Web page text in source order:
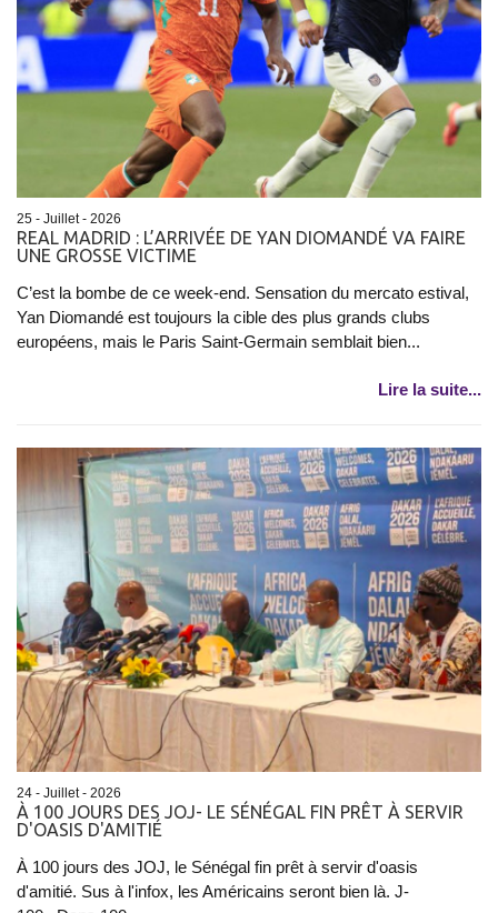
25 - Juillet - 2026
REAL MADRID : L’ARRIVÉE DE YAN DIOMANDÉ VA FAIRE
UNE GROSSE VICTIME
C’est la bombe de ce week-end. Sensation du mercato estival,
Yan Diomandé est toujours la cible des plus grands clubs
européens, mais le Paris Saint-Germain semblait bien...
Lire la suite...
24 - Juillet - 2026
À 100 JOURS DES JOJ- LE SÉNÉGAL FIN PRÊT À SERVIR
D'OASIS D'AMITIÉ
À 100 jours des JOJ, le Sénégal fin prêt à servir d'oasis
d'amitié. Sus à l'infox, les Américains seront bien là. J-